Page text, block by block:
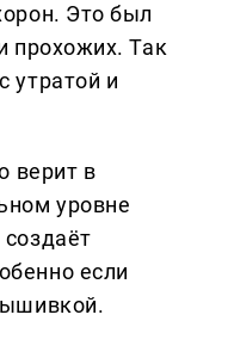
Это был
прохожих. Так
утратой и
верит в
уровне
если